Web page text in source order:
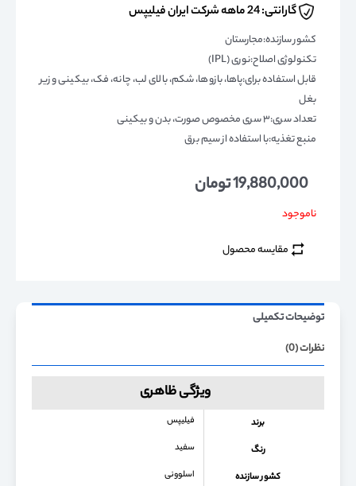
گارانتی: 24 ماهه شرکت ایران فیلیپس
کشور سازنده:مجارستان
تکنولوژی اصلاح:نوری (IPL)
قابل استفاده برای:پاها، بازوها، شکم، بالای لب، چانه، فک، بیکینی و زیر
بغل
تعداد سری:۳ سری مخصوص صورت، بدن و بیکینی
منبع تغذیه:با استفاده از سیم برق
19,880,000تومان
ناموجود
مقایسه محصول
توضیحات تکمیلی
نظرات (0)
ویژگی ظاهری
برند فیلیپس
رنگ سفید
کشور سازنده اسلوونی